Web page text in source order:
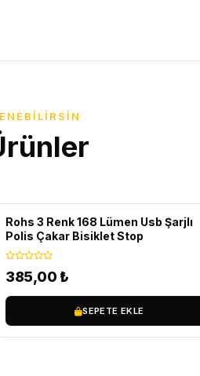
Rohs 3 Renk 168 Lümen Usb Şarjlı
Polis Çakar Bisiklet Stop
385,00 ₺
SEPETE EKLE